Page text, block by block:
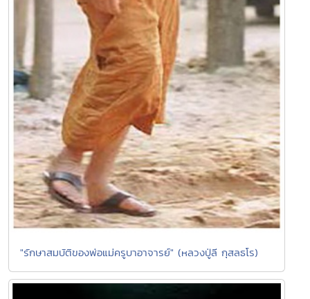
"รักษาสมบัติของพ่อแม่ครูบาอาจารย์" (หลวงปู่ลี กุสลธโร)